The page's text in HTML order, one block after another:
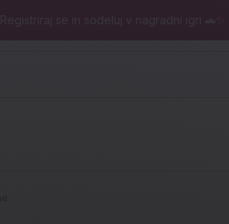
: Registriraj se in sodeluj v nagradni igri 🚗✨